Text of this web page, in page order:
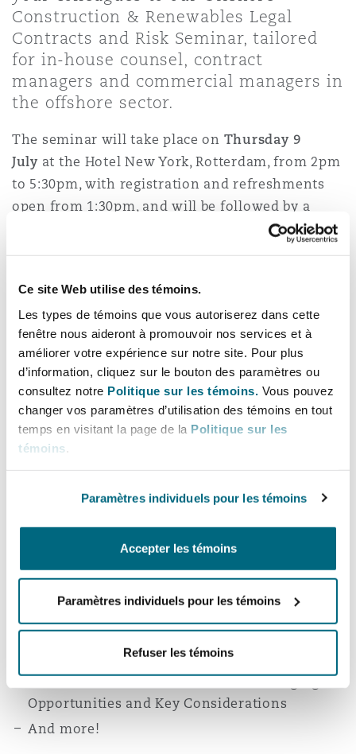
Ce site Web utilise des témoins.
Les types de témoins que vous autoriserez dans cette
fenêtre nous aideront à promouvoir nos services et à
améliorer votre expérience sur notre site. Pour plus
d’information, cliquez sur le bouton des paramètres ou
consultez notre Politique sur les témoins. Vous pouvez
changer vos paramètres d’utilisation des témoins en tout
temps en visitant la page de la Politique sur les
témoins
Paramètres individuels pour les témoins
Accepter les témoins
Paramètres individuels pour les témoins
Refuser les témoins
Entretien, réparation et
Droit aérien commercial
Droit réglementaire
Satellites et espace
Couverture d’assurance
Droit maritime
Responsabilité du fabricant
Assurance biens
Réassurance
Assurance spécialisée
Bator
Jersey
York
Francisco
(D. C.)
The St Botolph Building
2 New Bailey
Construction & Renewables Legal
Contracts and Risk Seminar, tailored
for in-house counsel, contract
managers and commercial managers in
the offshore sector.
The seminar will take place on Thursday 9
July at the Hotel New York, Rotterdam, from 2pm
to 5:30pm, with registration and refreshments
open from 1:30pm, and will be followed by a
provide legal updates and insights on a wide
range of sector-focussed topics including:
Indemnities – Loss of Profit – How far can you
push it before it breaks?
Good Faith in English Law - Update on
developments in this area
French Legal Update
Latest Legal Updates in the Mexican Offshore
industry resurrection
Regulatory Developments Affecting Offshore
Opportunities and Key Considerations
And more!